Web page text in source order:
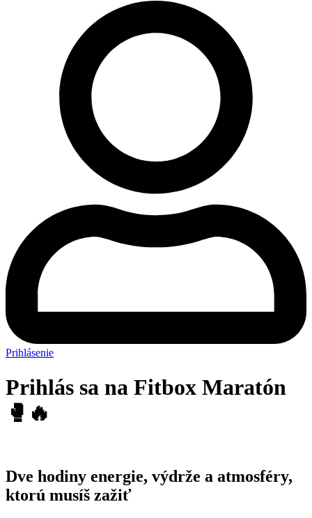
Prihlásenie
Prihlás sa na Fitbox Maratón
🥊🔥
Dve hodiny energie, výdrže a atmosféry,
ktorú musíš zažiť